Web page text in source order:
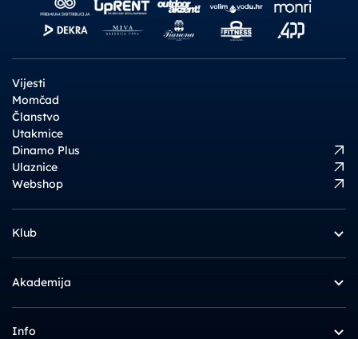
Vijesti
Momčad
Članstvo
Utakmice
Dinamo Plus
Ulaznice
Webshop
Klub
Akademija
Info